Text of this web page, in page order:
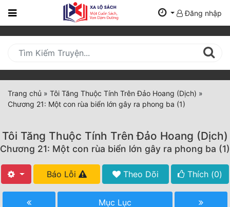
Trang
Mới
Cập
Nhật
(current)
Thể Loại
Tất Cả
Đăng nhập
Trang chủ » Tôi Tăng Thuộc Tính Trên Đảo Hoang (Dịch) »
Chương 21: Một con rùa biển lớn gây ra phong ba (1)
Tôi Tăng Thuộc Tính Trên Đảo Hoang (Dịch)
Chương 21: Một con rùa biển lớn gây ra phong ba (1)
Báo Lỗi Theo Dõi Thích (0)
Mục Lục